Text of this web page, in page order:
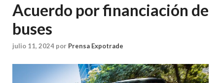
Acuerdo por financiación de
buses
julio 11, 2024 por Prensa Expotrade